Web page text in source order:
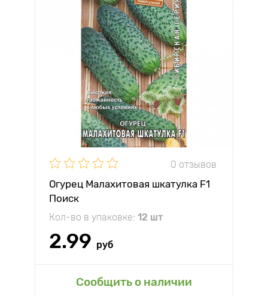
0 отзывов
Огурец Малахитовая шкатулка F1
Поиск
Кол-во в упаковке: 12 шт
2.99 руб
Сообщить о наличии